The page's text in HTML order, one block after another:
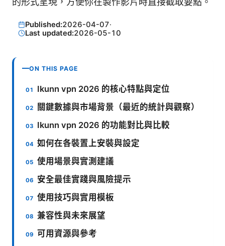
Published:2026-04-07·
Last updated:2026-05-10
ON THIS PAGE
Ikunn vpn 2026 的核心特點與定位
關鍵數據與市場背景（最近的統計與觀察）
Ikunn vpn 2026 的功能對比與比較
如何在各裝置上安裝與設定
使用場景與實測建議
安全最佳實踐與風險提示
使用技巧與實用模板
兼容性與未來展望
可用資源與參考